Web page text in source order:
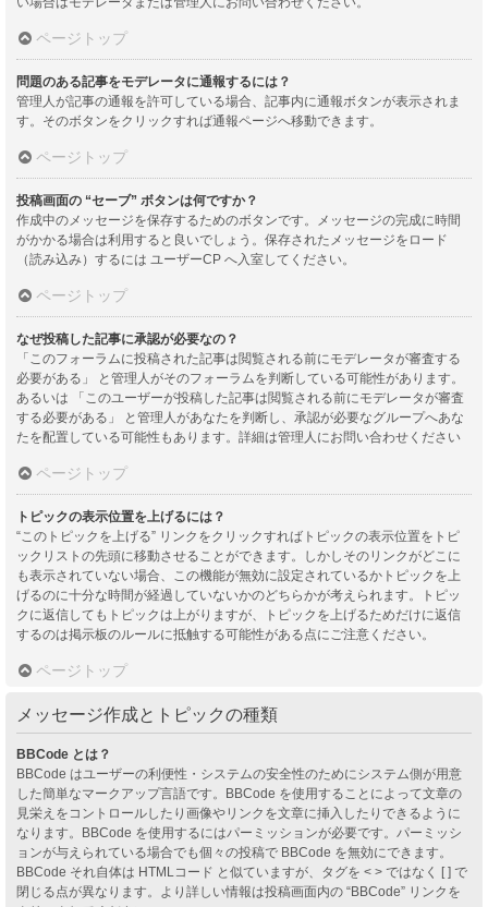
ページトップ
問題のある記事をモデレータに通報するには？
管理人が記事の通報を許可している場合、記事内に通報ボタンが表示されま
す。そのボタンをクリックすれば通報ページへ移動できます。
ページトップ
投稿画面の “セーブ” ボタンは何ですか？
作成中のメッセージを保存するためのボタンです。メッセージの完成に時間
がかかる場合は利用すると良いでしょう。保存されたメッセージをロード
（読み込み）するには ユーザーCP へ入室してください。
ページトップ
なぜ投稿した記事に承認が必要なの？
「このフォーラムに投稿された記事は閲覧される前にモデレータが審査する
必要がある」 と管理人がそのフォーラムを判断している可能性があります。
あるいは 「このユーザーが投稿した記事は閲覧される前にモデレータが審査
する必要がある」 と管理人があなたを判断し、承認が必要なグループへあな
たを配置している可能性もあります。詳細は管理人にお問い合わせください
ページトップ
トピックの表示位置を上げるには？
“このトピックを上げる” リンクをクリックすればトピックの表示位置をトピ
ックリストの先頭に移動させることができます。しかしそのリンクがどこに
も表示されていない場合、この機能が無効に設定されているかトピックを上
げるのに十分な時間が経過していないかのどちらかが考えられます。トピッ
クに返信してもトピックは上がりますが、トピックを上げるためだけに返信
するのは掲示板のルールに抵触する可能性がある点にご注意ください。
ページトップ
メッセージ作成とトピックの種類
BBCode とは？
BBCode はユーザーの利便性・システムの安全性のためにシステム側が用意
した簡単なマークアップ言語です。BBCode を使用することによって文章の
見栄えをコントロールしたり画像やリンクを文章に挿入したりできるように
なります。BBCode を使用するにはパーミッションが必要です。パーミッシ
ョンが与えられている場合でも個々の投稿で BBCode を無効にできます。
BBCode それ自体は HTMLコード と似ていますが、タグを < > ではなく [ ] で
閉じる点が異なります。より詳しい情報は投稿画面内の “BBCode” リンクを